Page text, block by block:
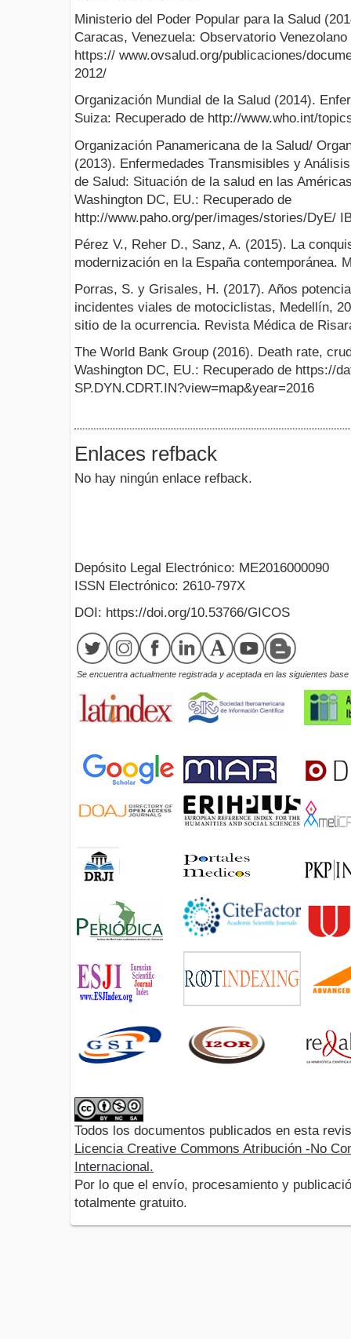
Ministerio del Poder Popular para la Salud
Caracas, Venezuela: Observatorio
https:// www.ovsalud.org/publicaciones/
2012/
Organización Mundial de la Salud (2014).
Suiza: Recuperado de http://www.who.int/
Organización Panamericana de la Salud/
(2013). Enfermedades Transmisibles y
de Salud: Situación de la salud en las
Washington DC, EU.: Recuperado de
http://www.paho.org/per/images/stories/DyE/
Pérez V., Reher D., Sanz, A. (2015). La
modernización en la España contemporánea.
Porras, S. y Grisales, H. (2017). Años
incidentes viales de motociclistas, Medellín,
sitio de la ocurrencia. Revista Médica de
The World Bank Group (2016). Death rate,
Washington DC, EU.: Recuperado de https://
SP.DYN.CDRT.IN?view=map&year=2016
Enlaces refback
No hay ningún enlace refback.
Depósito Legal Electrónico: ME2016000090
ISSN Electrónico: 2610-797X
DOI: https://doi.org/10.53766/GICOS
Se encuentra actualmente registrada y aceptada en las siguientes
Todos los documentos publicados en esta
Licencia Creative Commons Atribución -No
Internacional.
Por lo que el envío, procesamiento y
totalmente gratuito.